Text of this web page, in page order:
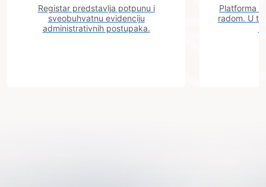
Registar predstavlja potpunu i
sveobuhvatnu evidenciju
administrativnih postupaka.
Platforma
radom. U